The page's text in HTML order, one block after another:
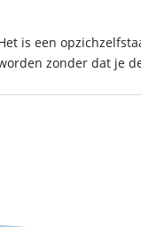
is een
zonder dat je